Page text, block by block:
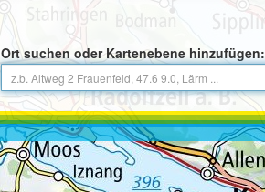
Ort suchen oder Kartenebene hinzufügen: